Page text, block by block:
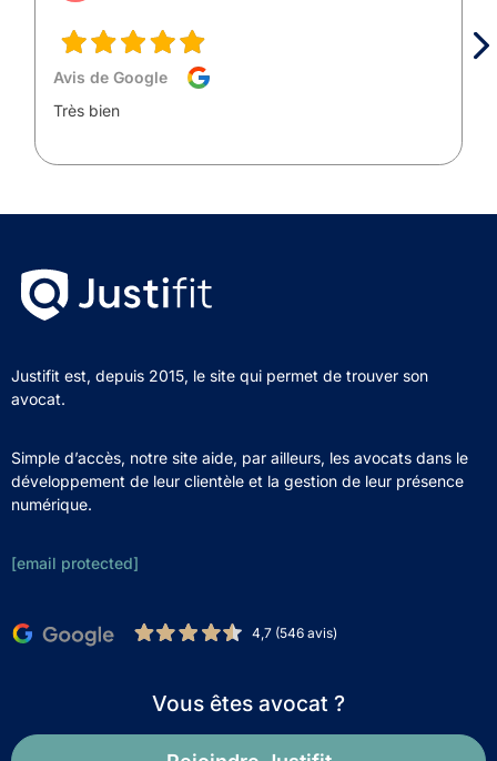
Avis de Google
Très bien
Justifit est, depuis 2015, le site qui permet de trouver son
avocat.
Simple d’accès, notre site aide, par ailleurs, les avocats dans le
développement de leur clientèle et la gestion de leur présence
numérique.
[email protected]
4,7 (546 avis)
Vous êtes avocat ?